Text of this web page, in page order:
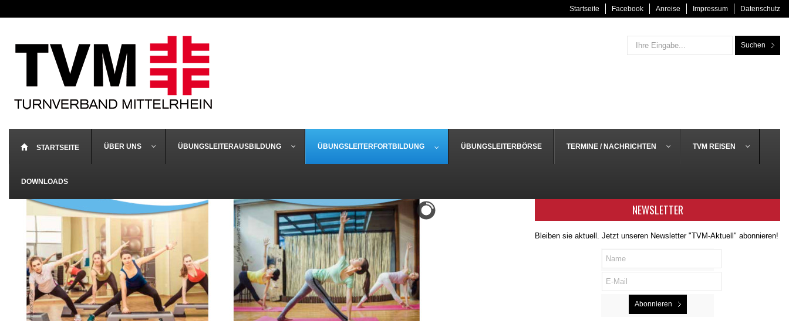
Startseite Facebook Anreise Impressum Datenschutz
Suchen
STARTSEITE ÜBER UNS ÜBUNGSLEITERAUSBILDUNG ÜBUNGSLEITERFORTBILDUNG ÜBUNGSLEITERBÖRSE TERMINE / NACHRICHTEN TVM REISEN
DOWNLOADS
NEWSLETTER
Bleiben sie aktuell. Jetzt unseren Newsletter "TVM-Aktuell" abonnieren!